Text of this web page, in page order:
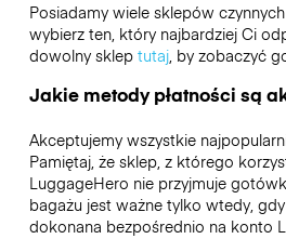
Posiadamy wiele sklepów
wybierz ten, który najbardziej Ci
dowolny sklep tutaj, by zobaczyć
Jakie metody płatności są
Akceptujemy wszystkie
Pamiętaj, że sklep, z którego
LuggageHero nie przyjmuje
bagażu jest ważne tylko wtedy, gdy
dokonana bezpośrednio na konto